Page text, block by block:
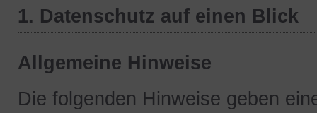
1. Datenschutz auf einen Blick
Allgemeine Hinweise
Die folgenden Hinweise geben